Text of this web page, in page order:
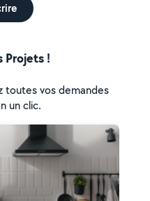
Projets !
toutes vos demandes
un clic.